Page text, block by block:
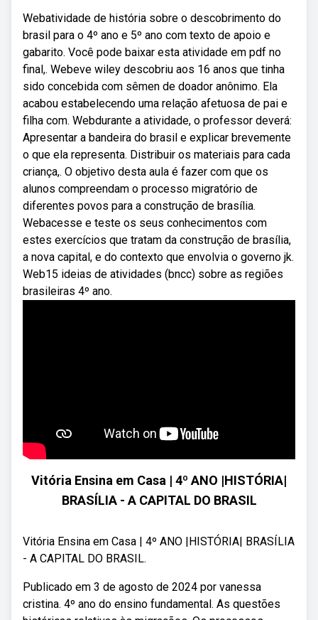
Webatividade de história sobre o descobrimento do
brasil para o 4º ano e 5º ano com texto de apoio e
gabarito. Você pode baixar esta atividade em pdf no
final,. Webeve wiley descobriu aos 16 anos que tinha
sido concebida com sêmen de doador anônimo. Ela
acabou estabelecendo uma relação afetuosa de pai e
filha com. Webdurante a atividade, o professor deverá:
Apresentar a bandeira do brasil e explicar brevemente
o que ela representa. Distribuir os materiais para cada
criança,. O objetivo desta aula é fazer com que os
alunos compreendam o processo migratório de
diferentes povos para a construção de brasília.
Webacesse e teste os seus conhecimentos com
estes exercícios que tratam da construção de brasília,
a nova capital, e do contexto que envolvia o governo jk.
Web15 ideias de atividades (bncc) sobre as regiões
brasileiras 4º ano.
Vitória Ensina em Casa | 4º ANO |HISTÓRIA|
BRASÍLIA - A CAPITAL DO BRASIL
Vitória Ensina em Casa | 4º ANO |HISTÓRIA| BRASÍLIA
- A CAPITAL DO BRASIL.
Publicado em 3 de agosto de 2024 por vanessa
cristina. 4º ano do ensino fundamental. As questões